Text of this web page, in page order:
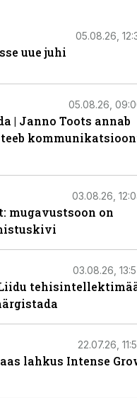
05.08.26,
uue juhi
05.08.26,
| Janno Toots annab
03.08.26,
mugavustsoon on
03.08.26,
22.07.26,
lahkus Intense